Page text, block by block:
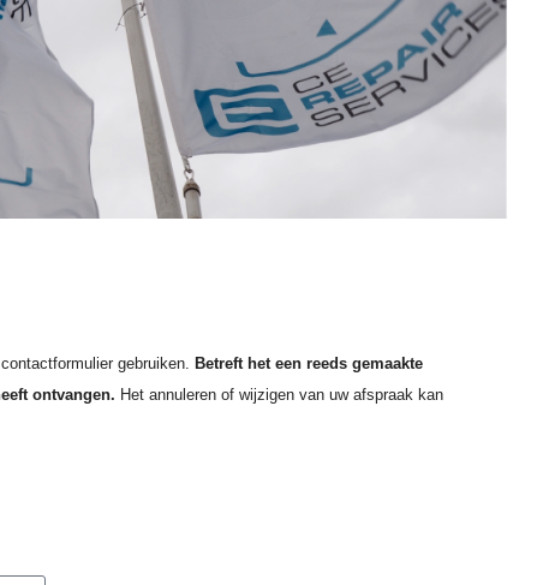
gebruiken. Betreft het een reeds gemaakte
ontvangen. Het annuleren of wijzigen van uw afspraak kan